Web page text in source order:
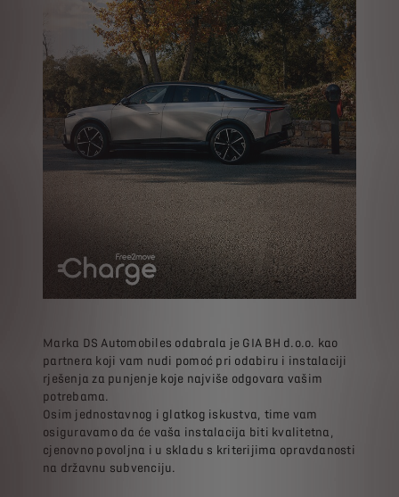
Marka DS Automobiles odabrala je GIA BH d.o.o. kao
partnera koji vam nudi pomoć pri odabiru i instalaciji
rješenja za punjenje koje najviše odgovara vašim
potrebama.
Osim jednostavnog i glatkog iskustva, time vam
osiguravamo da će vaša instalacija biti kvalitetna,
cjenovno povoljna i u skladu s kriterijima opravdanosti
na državnu subvenciju.